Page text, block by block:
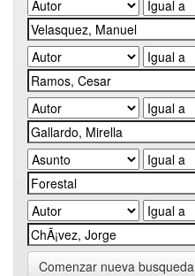
Comenzar nueva busqueda